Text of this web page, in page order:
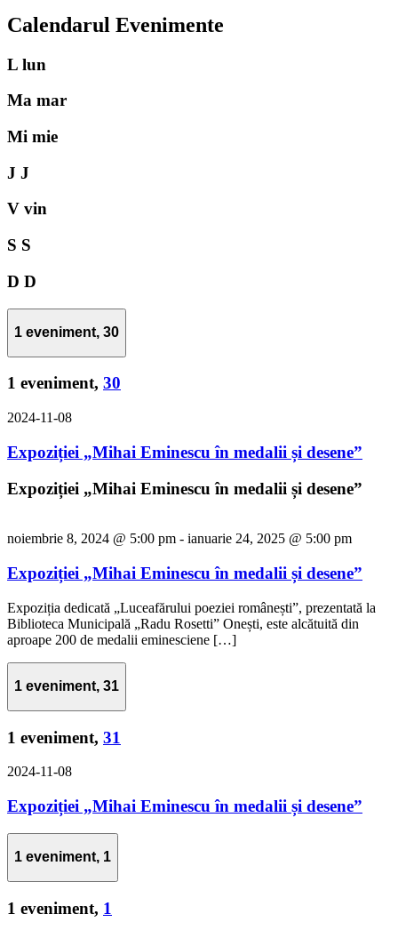
Calendarul Evenimente
L lun
Ma mar
Mi mie
J J
V vin
S S
D D
1 eveniment, 30
1 eveniment, 30
2024-11-08
Expoziției „Mihai Eminescu în medalii și desene”
Expoziției „Mihai Eminescu în medalii și desene”
noiembrie 8, 2024 @ 5:00 pm - ianuarie 24, 2025 @ 5:00 pm
Expoziției „Mihai Eminescu în medalii și desene”
Expoziția dedicată „Luceafărului poeziei românești”, prezentată la
Biblioteca Municipală „Radu Rosetti” Onești, este alcătuită din
aproape 200 de medalii eminesciene […]
1 eveniment, 31
1 eveniment, 31
2024-11-08
Expoziției „Mihai Eminescu în medalii și desene”
1 eveniment, 1
1 eveniment, 1